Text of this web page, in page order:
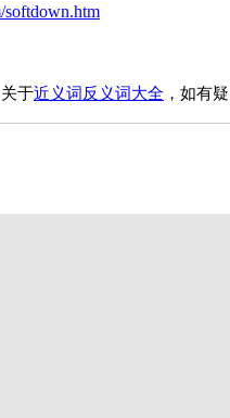
于近义词反义词大全 ，如有